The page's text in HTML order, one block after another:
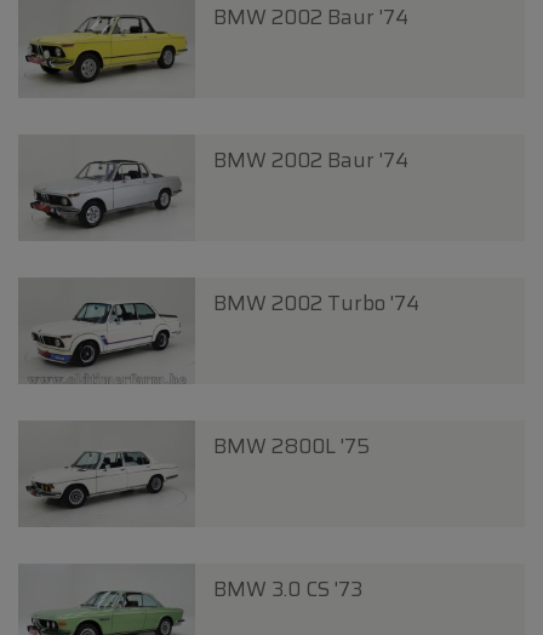
BMW 2002 Baur '74
BMW 2002 Baur '74
BMW 2002 Turbo '74
BMW 2800L '75
BMW 3.0 CS '73